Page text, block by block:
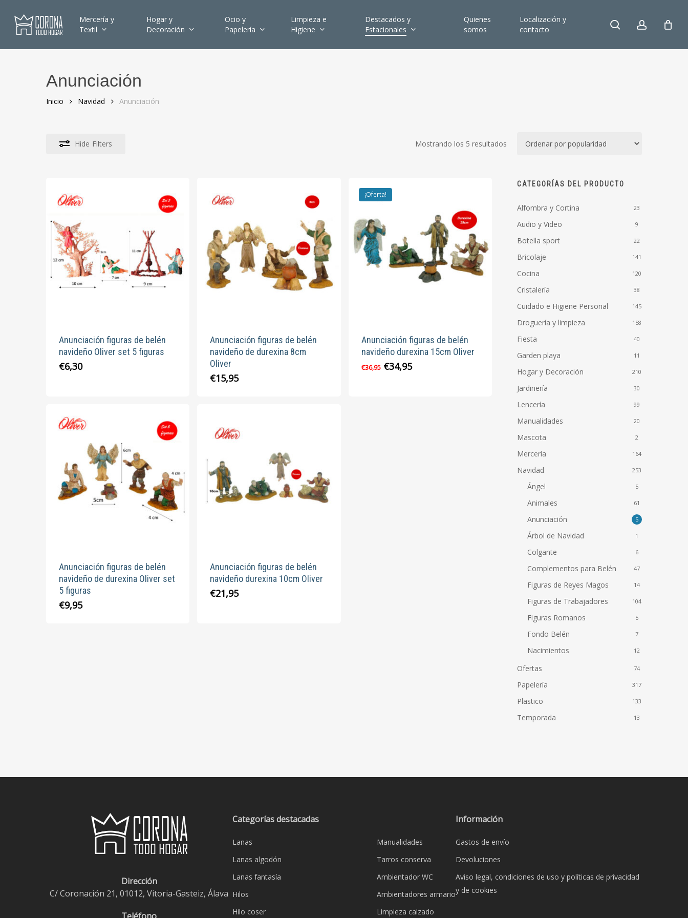
Mercería y
Textil
Hogar y
Decoración
Ocio y
Papelería
Limpieza e
Higiene
Destacados y
Estacionales
Quienes
somos
Localización y
contacto
search account
Anunciación
Inicio Navidad Anunciación
Hide Filters Mostrando los 5 resultados Ordenado
Anunciación figuras de belén
navideño Oliver set 5 figuras
€6,30
Anunciación figuras de belén
navideño de durexina 8cm
Oliver
€15,95
¡Oferta!
Anunciación figuras de belén
navideño durexina 15cm Oliver
€36,95 El
€34,95El
Anunciación figuras de belén
navideño de durexina Oliver set
5 figuras
€9,95
Anunciación figuras de belén
navideño durexina 10cm Oliver
€21,95
CATEGORÍAS DEL PRODUCTO
Alfombra y Cortina 23
Audio y Video 9
Botella sport 22
Bricolaje 141
Cocina 120
Cristalería 38
Cuidado e Higiene Personal 145
Droguería y limpieza 158
Fiesta 40
Garden playa 11
Hogar y Decoración 210
Jardinería 30
Lencería 99
Manualidades 20
Mascota 2
Mercería 164
Navidad 253
Ángel 5
Animales 61
Anunciación 5
Árbol de Navidad 1
Colgante 6
Complementos para Belén 47
Figuras de Reyes Magos 14
Figuras de Trabajadores 104
Figuras Romanos 5
Fondo Belén 7
Nacimientos 12
Ofertas 74
Papelería 317
Plastico 133
Temporada 13
Dirección
C/ Coronación 21, 01012, Vitoria-Gasteiz, Álava
Categorías destacadas
Lanas
Lanas algodón
Lanas fantasía
Hilos
Hilo coser
Manualidades
Tarros conserva
Ambientador WC
Ambientadores armario
Limpieza calzado
Información
Gastos de envío
Devoluciones
Aviso legal, condiciones de uso y políticas de privacidad
y de cookies